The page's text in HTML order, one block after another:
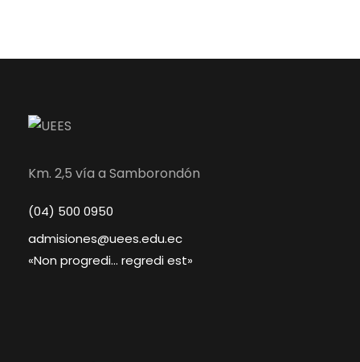
Km. 2,5 vía a Samborondón
(04) 500 0950
admisiones@uees.edu.ec
«Non progredi… regredi est»